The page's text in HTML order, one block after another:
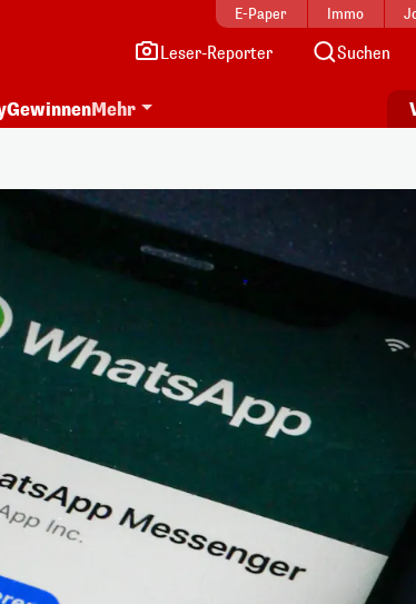
E-Paper Immo
Leser-Reporter Suchen
GewinnenMehr